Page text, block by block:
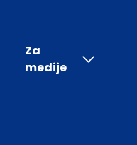
Za
medije